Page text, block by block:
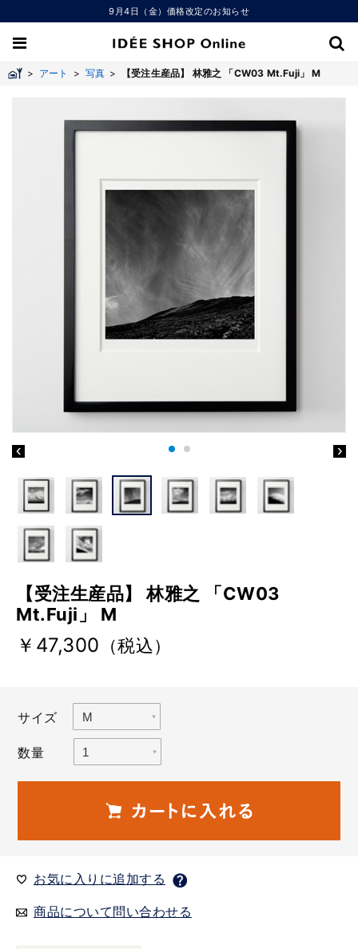
9月4日（金）価格改定のお知らせ
> アート > 写真 > 【受注生産品】 林雅之 「CW03 Mt.Fuji」 M
【受注生産品】 林雅之 「CW03
Mt.Fuji」 M
￥47,300 （税込）
サイズ
数量
お気に入りに追加する
商品について問い合わせる